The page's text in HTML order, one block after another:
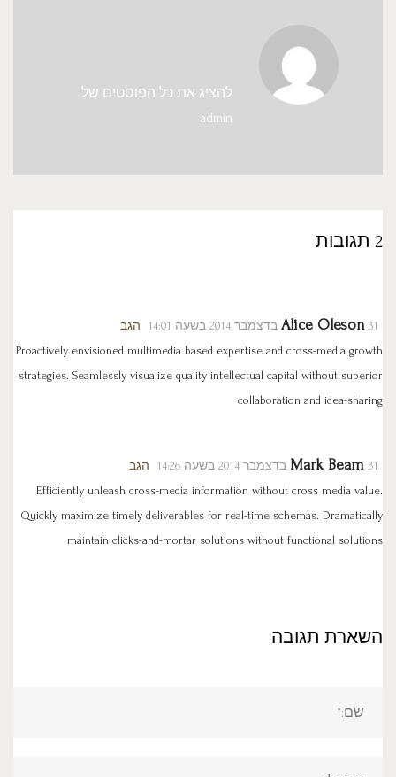
להציג את כל הפוסטים של
admin
2 תגובות
Alice Oleson 31 בדצמבר 2014 בשעה 14:01
הגב
Proactively envisioned multimedia based expertise and cross-media growth
strategies. Seamlessly visualize quality intellectual capital without superior
collaboration and idea-sharing
Mark Beam 31 בדצמבר 2014 בשעה 14:26
הגב
Efficiently unleash cross-media information without cross media value.
Quickly maximize timely deliverables for real-time schemas. Dramatically
maintain clicks-and-mortar solutions without functional solutions
השארת תגובה